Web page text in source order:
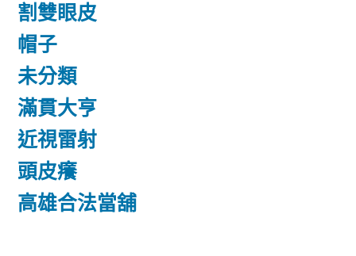
割雙眼皮
帽子
未分類
滿貫大亨
近視雷射
頭皮癢
高雄合法當舖